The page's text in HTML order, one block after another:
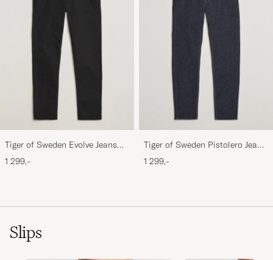
Tiger of Sweden Evolve Jeans
Forever Black
1 299,-
Tiger of Sweden Pistolero Jeans
Ripen Blue
1 299,-
Slips